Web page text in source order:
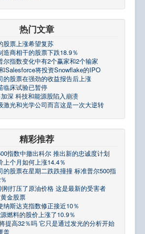
热门文章
股票上涨希望复苏
造商相干的股票下跌18.9％
尔指数变化中有2个赢家和2个输家
Salesforce将投资Snowflake的IPO
的股票在强劲的收益报告后上涨
临床试验已暂停
深 科技和能源股陷入崩溃
激光和光学公司而言这是一次大逆转
精彩推荐
指数中撤出科尔 推出新的忠诚度计划
上个月如何上涨14.4％
的股票在星期二跌跌撞撞 标准普尔500指
刚打压了原油价格 这是最新的受害者
金股票
纳斯达克指数修正接近10％
燃料的股价上涨了10.9％
提高32％吗 它只是通过发光的分析开始
盖